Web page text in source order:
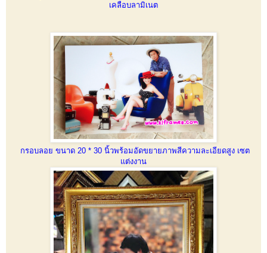
เคลือบลามิเนต
กรอบลอย ขนาด 20 * 30 นิ้วพร้อมอัดขยายภาพสีความละเอียดสูง เซต
แต่งงาน